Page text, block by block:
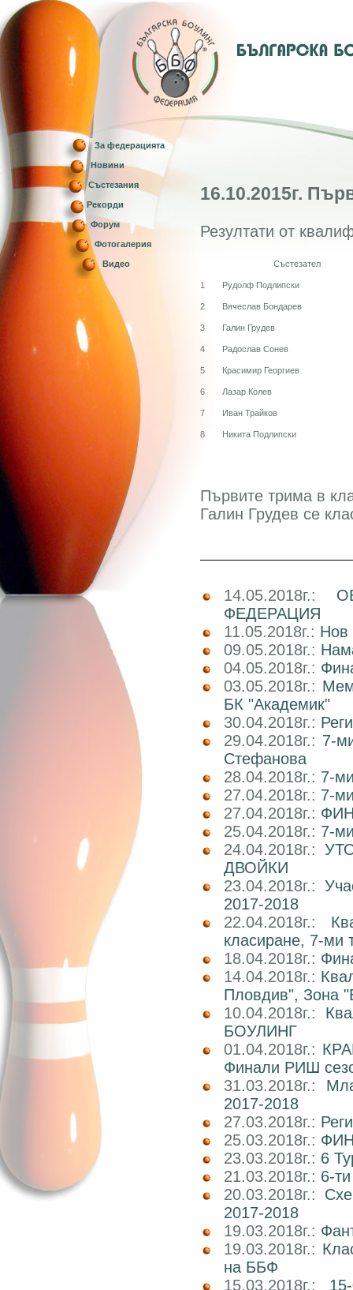
За федерацията
Новини
Състезания
Рекорди
Форум
Фотогалерия
Видео
16.10.2015г.
Резултати от
Състезател
1 Рудолф Подлипски
2 Вячеслав Бондарев
3 Галин Грудев
4 Радослав Сонев
5 Красимир Георгиев
6 Лазар Колев
7 Иван Трайков
8 Никита Подлипски
Първите трима в
Галин Грудев се
14.05.2018г.:
ФЕДЕРАЦИЯ
11.05.2018г.: Нов
09.05.2018г.:
04.05.2018г.:
03.05.2018г.:
БК "Академик"
30.04.2018г.:
29.04.2018г.: 7-
Стефанова
28.04.2018г.: 7-
27.04.2018г.: 7-
27.04.2018г.:
25.04.2018г.: 7-
24.04.2018г.:
ДВОЙКИ
23.04.2018г.:
2017-2018
22.04.2018г.:
класиране, 7-ми
18.04.2018г.:
14.04.2018г.:
Пловдив", Зона
10.04.2018г.:
БОУЛИНГ
01.04.2018г.:
Финали РИШ
31.03.2018г.:
2017-2018
27.03.2018г.:
25.03.2018г.:
23.03.2018г.: 6
21.03.2018г.: 6-
20.03.2018г.:
2017-2018
19.03.2018г.:
19.03.2018г.:
на ББФ
15.03.2018г.: